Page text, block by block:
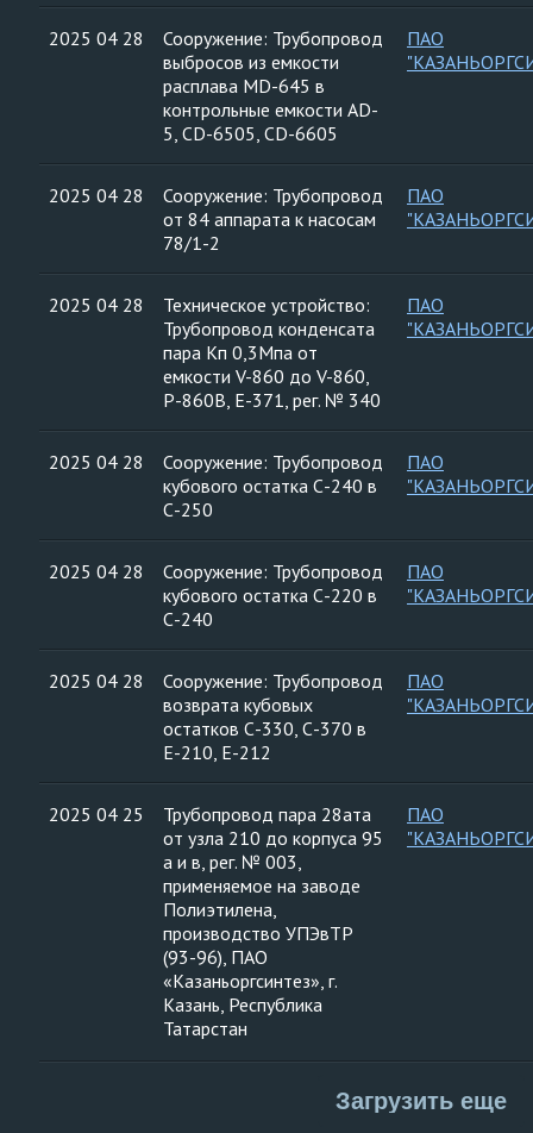
2025 04 28
Сооружение: Трубопровод
выбросов из емкости
расплава MD-645 в
контрольные емкости AD-
5, CD-6505, CD-6605
ПАО
2025 04 28
Сооружение: Трубопровод
от 84 аппарата к насосам
78/1-2
ПАО
2025 04 28
Техническое устройство:
Трубопровод конденсата
пара Кп 0,3Мпа от
емкости V-860 до V-860,
P-860В, E-371, рег. № 340
ПАО
2025 04 28
Сооружение: Трубопровод
кубового остатка С-240 в
С-250
ПАО
2025 04 28
Сооружение: Трубопровод
кубового остатка С-220 в
С-240
ПАО
2025 04 28
Сооружение: Трубопровод
возврата кубовых
остатков С-330, С-370 в
Е-210, Е-212
ПАО
2025 04 25
Трубопровод пара 28ата
от узла 210 до корпуса 95
а и в, рег. № 003,
применяемое на заводе
Полиэтилена,
производство УПЭвТР
(93-96), ПАО
«Казаньоргсинтез», г.
Казань, Республика
Татарстан
ПАО
Загрузить еще